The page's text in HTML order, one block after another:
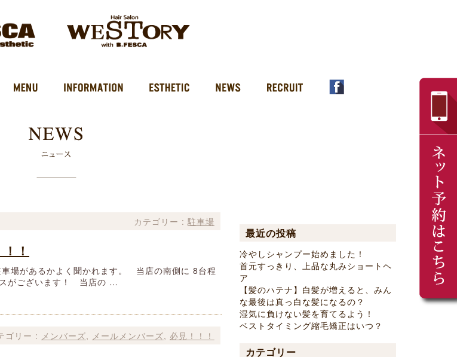
カテゴリー : 駐車場
！
場があるかよく聞かれます。 当店の南側に 8台程
がございます！ 当店の …
ゴリー : メンバーズ, メールメンバーズ, 必見！！！
最近の投稿
冷やしシャンプー始めました！
首元すっきり、上品な丸みショートヘ
ア
【髪のハテナ】白髪が増えると、みん
な最後は真っ白な髪になるの？
湿気に負けない髪を育てるよう！
ベストタイミング縮毛矯正はいつ？
カテゴリー